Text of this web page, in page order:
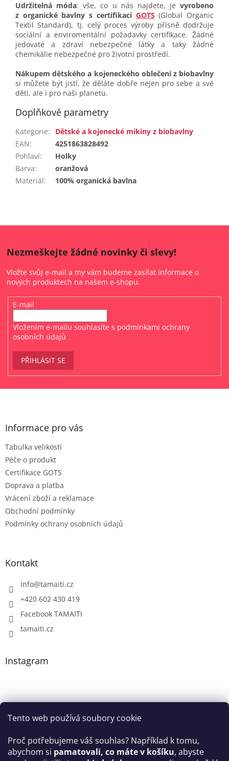
Tento web používá soubory cookie
Proč potřebujeme váš souhlas? Například k tomu,
abychom si pamatovali, co máte v košíku, abyste
Udržitelná móda: vše, co u nás najdete, je vyrobeno
z organické bavlny s certifikací GOTS (Global Organic
Textil Standard), tj. celý proces výroby přísně dodržuje
sociální a enviromentální požadavky certifikace. Žádné
jedovaté a zdraví nebezpečné látky a taky žádné
chemikálie nebezpečné pro životní prostředí.
Nákupem dětského a kojeneckého oblečení z biobavlny
si můžete být jistí, že děláte dobře nejen pro sebe a své
děti, ale i pro naši planetu.
Doplňkové parametry
Kategorie:
Dětské a kojenecké mikiny z biobavlny
EAN:
4251863828492
Pohlaví:
Holky
Barva:
oranžová
Materiál: 100% organická bavlna
Nezmeškejte žádné novinky či slevy!
Vložte svůj e-mail a my vám budeme zasílat informace o
nových produktech na našem e-shopu.
E-mail
Vložením e-mailu souhlasíte s podmínkami ochrany
osobních údajů
PŘIHLÁSIT SE
Z
Informace pro vás
Tabulka velikostí
Péče o produkt
Certifikace GOTS
Doprava a platba
Vrácení zboží a reklamace
Obchodní podmínky
Podmínky ochrany osobních údajů
Kontakt
info@tamaiti.cz
+420 602 430 419
Facebook TAMAITI
tamaiti.cz
Instagram